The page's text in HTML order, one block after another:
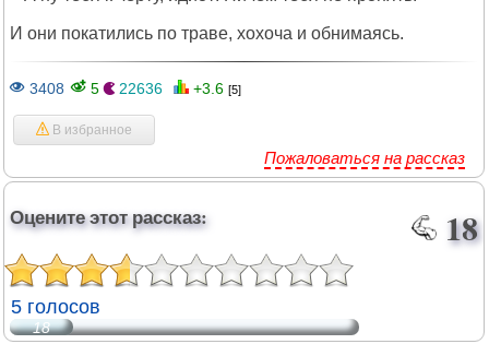
И они покатились по траве, хохоча и обнимаясь.
3408 5 22636 +3.6 [5]
В избранное
Пожаловаться на рассказ
Оцените этот рассказ: 18
5 голосов
18